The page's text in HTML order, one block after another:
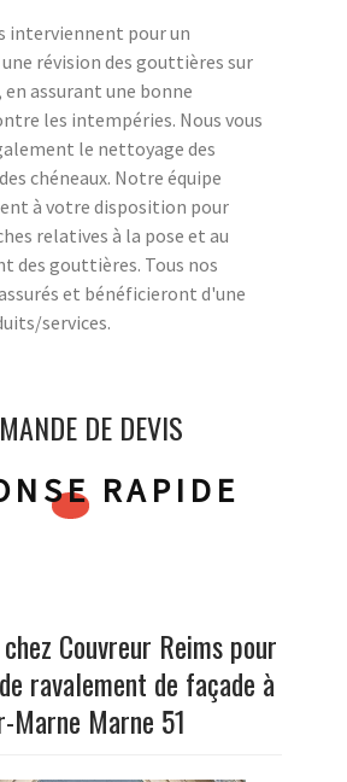
interviennent pour un
révision des gouttières sur
assurant une bonne
les intempéries. Nous vous
le nettoyage des
chéneaux. Notre équipe
à votre disposition pour
relatives à la pose et au
des gouttières. Tous nos
et bénéficieront d'une
services.
DE DEVIS
RAPIDE
Couvreur Reims pour
ravalement de façade à
Marne Marne 51